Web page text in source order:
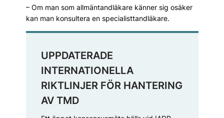
UPPDATERADE
INTERNATIONELLA
RIKTLINJER FÖR HANTERING
AV TMD
– Om man som allmäntandläkare känner sig osäker
kan man konsultera en specialisttandläkare.